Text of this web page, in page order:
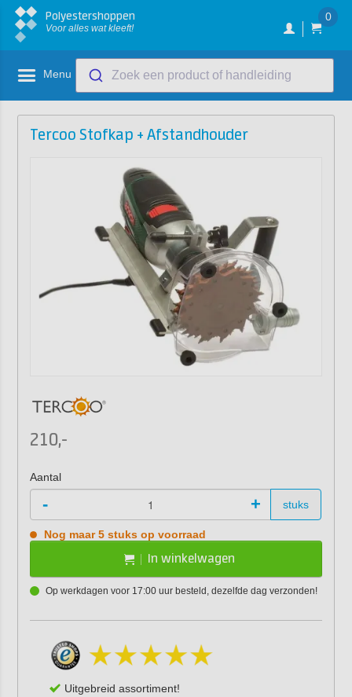
Polyestershoppen
Voor alles wat kleeft!
0
Menu Zoek een product of handleiding
Tercoo Stofkap + Afstandhouder
210,-
Aantal
- + stuks
Nog maar 5 stuks op voorraad
In winkelwagen
Op werkdagen voor 17:00 uur besteld, dezelfde dag verzonden!
Uitgebreid assortiment!